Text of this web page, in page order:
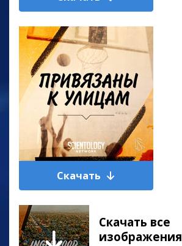
Скачать
Скачать все
изображения